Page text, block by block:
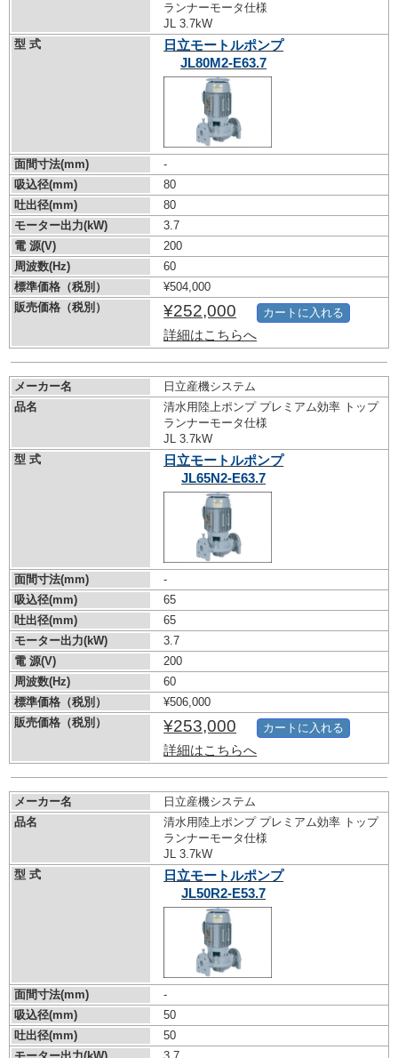
ランナーモータ仕様
JL 3.7kW
型 式
日立モートルポンプ
JL80M2-E63.7
面間寸法(mm)
-
吸込径(mm)
80
吐出径(mm)
80
モーター出力(kW)
3.7
電 源(V)
200
周波数(Hz)
60
標準価格（税別）
¥504,000
販売価格（税別）
¥252,000
詳細はこちらへ
カートに入れる
メーカー名
日立産機システム
品名
清水用陸上ポンプ プレミアム効率 トップ
ランナーモータ仕様
JL 3.7kW
型 式
日立モートルポンプ
JL65N2-E63.7
面間寸法(mm)
-
吸込径(mm)
65
吐出径(mm)
65
モーター出力(kW)
3.7
電 源(V)
200
周波数(Hz)
60
標準価格（税別）
¥506,000
販売価格（税別）
¥253,000
詳細はこちらへ
カートに入れる
メーカー名
日立産機システム
品名
清水用陸上ポンプ プレミアム効率 トップ
ランナーモータ仕様
JL 3.7kW
型 式
日立モートルポンプ
JL50R2-E53.7
面間寸法(mm)
-
吸込径(mm)
50
吐出径(mm)
50